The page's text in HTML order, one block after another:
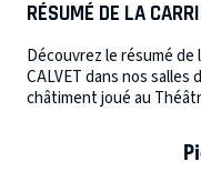
RÉSUMÉ DE LA
Découvrez le résumé
CALVET dans nos
châtiment joué au